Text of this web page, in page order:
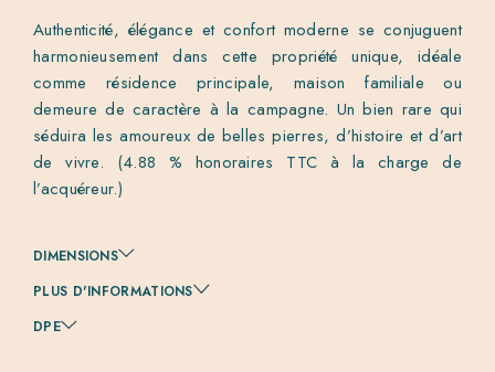
Authenticité, élégance et confort moderne se conjuguent
harmonieusement dans cette propriété unique, idéale
comme résidence principale, maison familiale ou
demeure de caractère à la campagne. Un bien rare qui
séduira les amoureux de belles pierres, d’histoire et d’art
de vivre. (4.88 % honoraires TTC à la charge de
l’acquéreur.)
DIMENSIONS
PLUS D'INFORMATIONS
DPE